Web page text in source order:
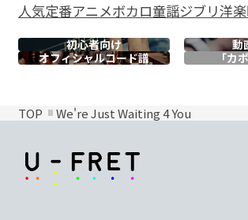
人気定番アニメボカロ童謡ジブリ洋楽
初心者向け
動
オフィシャルコード譜 「カ
TOP We're Just Waiting 4 You